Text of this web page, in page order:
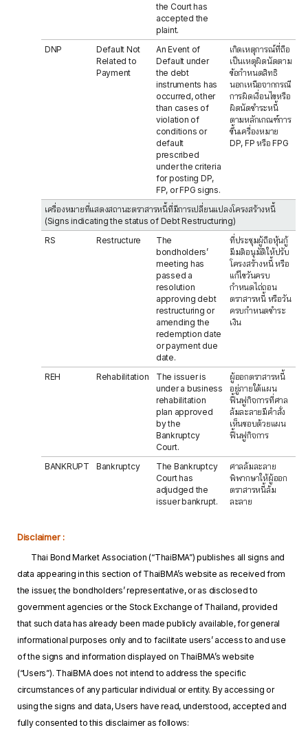
the Court has
accepted the
plaint.
DNP
Default Not
Related to
Payment
An Event of
Default under
the debt
instruments has
occurred, other
than cases of
violation of
conditions or
default
prescribed
under the criteria
for posting DP,
FP, or FPG signs.
เกิดเหตุการณ์ที่ถือ
เป็นเหตุผิดนัดตาม
ข้อกำหนดสิทธิ
นอกเหนือจากกรณี
การผิดเงื่อนไขหรือ
ผิดนัดชำระหนี้
ตามหลักเกณฑ์การ
ขึ้นเครื่องหมาย
DP, FP หรือ FPG
เครื่องหมายที่แสดงสถานะตราสารหนี้ที่มีการเปลี่ยนแปลงโครงสร้างหนี้
(Signs indicating the status of Debt Restructuring)
RS
Restructure
The
bondholders’
meeting has
passed a
resolution
approving debt
restructuring or
amending the
redemption date
or payment due
date.
ที่ประชุมผู้ถือหุ้นกู้
มีมติอนุมัติให้ปรับ
โครงสร้างหนี้ หรือ
แก้ไขวันครบ
กำหนดไถ่ถอน
ตราสารหนี้ หรือวัน
ครบกำหนดชำระ
เงิน
REH Rehabilitation
The issuer is
under a business
rehabilitation
plan approved
by the
Bankruptcy
Court.
ผู้ออกตราสารหนี้
อยู่ภายใต้แผน
ฟื้นฟูกิจการที่ศาล
ล้มละลายมีคำสั่ง
เห็นชอบด้วยแผน
ฟื้นฟูกิจการ
BANKRUPT Bankruptcy
The Bankruptcy
Court has
adjudged the
issuer bankrupt.
ศาลล้มละลาย
พิพากษาให้ผู้ออก
ตราสารหนี้ล้ม
ละลาย
Disclaimer :
Thai Bond Market Association (“ThaiBMA”) publishes all signs and
data appearing in this section of ThaiBMA’s website as received from
the issuer, the bondholders’ representative, or as disclosed to
government agencies or the Stock Exchange of Thailand, provided
that such data has already been made publicly available, for general
informational purposes only and to facilitate users’ access to and use
of the signs and information displayed on ThaiBMA’s website
(“Users”). ThaiBMA does not intend to address the specific
circumstances of any particular individual or entity. By accessing or
using the signs and data, Users have read, understood, accepted and
fully consented to this disclaimer as follows: